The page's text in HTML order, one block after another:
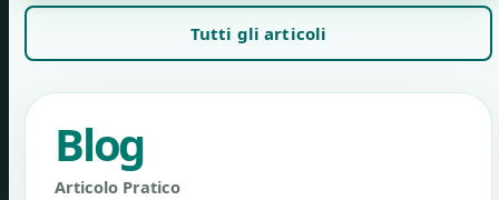
Tutti gli articoli
Blog
Articolo Pratico